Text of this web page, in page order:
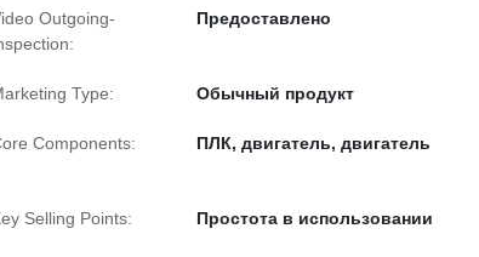
Outgoing-
Предоставлено
Type: Обычный продукт
Components: ПЛК, двигатель, двигатель
Selling Points: Простота в использовании